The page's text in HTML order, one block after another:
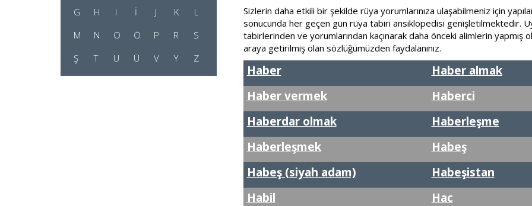
G
H I İ J K
L
M
N O Ö P R
S
Ş
T U Ü V Y Z
Sizlerin daha etkili bir şekilde rüya yorumlarınıza ulaşabilmeniz için
sonucunda her geçen gün rüya tabiri ansiklopedisi genişletilmektedir.
tabirlerinden ve yorumlarından kaçınarak daha önceki alimlerin yapmış
araya getirilmiş olan sözlüğümüzden faydalanınız.
Haber
Haber almak
Haber vermek
Haberci
Haberdar olmak
Haberleşme
Haberleşmek
Habeş
Habeş (siyah adam)
Habeşistan
Habil
Hac